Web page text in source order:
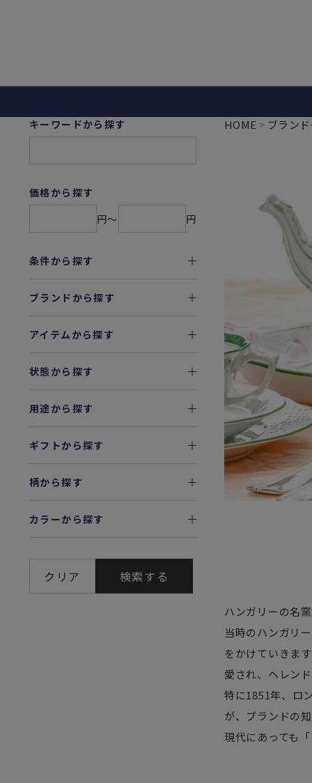
キーワードから探す
価格から探す
円〜
円
条件から探す
ブランドから探す
アイテムから探す
状態から探す
用途から探す
ギフトから探す
柄から探す
カラーから探す
クリア 検索する
HOME ブラン
ハンガリーの名
当時のハンガリ
をかけていきま
愛され、ヘレン
特に1851年、ロ
が、ブランドの
現代にあっても